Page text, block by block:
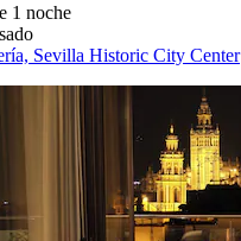
1 noche
Sevilla Historic City Center